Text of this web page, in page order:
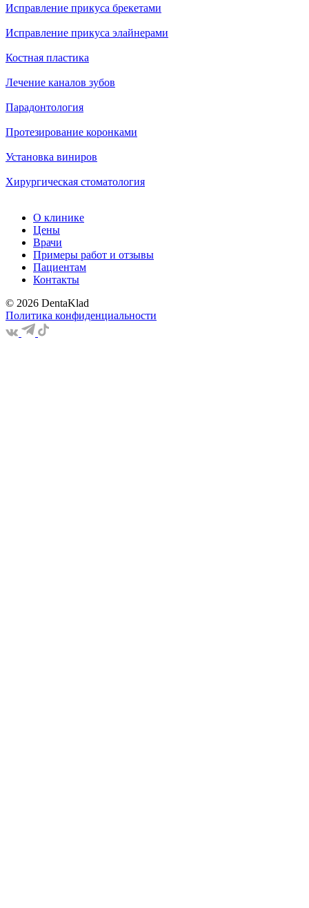
Исправление прикуса брекетами
Исправление прикуса элайнерами
Костная пластика
Лечение каналов зубов
Парадонтология
Протезирование коронками
Установка виниров
Хирургическая стоматология
О клинике
Цены
Врачи
Примеры работ и отзывы
Пациентам
Контакты
© 2026 DentaKlad
Политика конфиденциальности